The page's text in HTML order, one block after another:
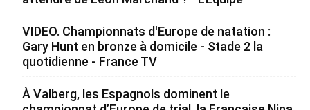
VIDEO. Championnats d'Europe de natation :
Gary Hunt en bronze à domicile - Stade 2 la
quotidienne - France TV
À Valberg, les Espagnols dominent le